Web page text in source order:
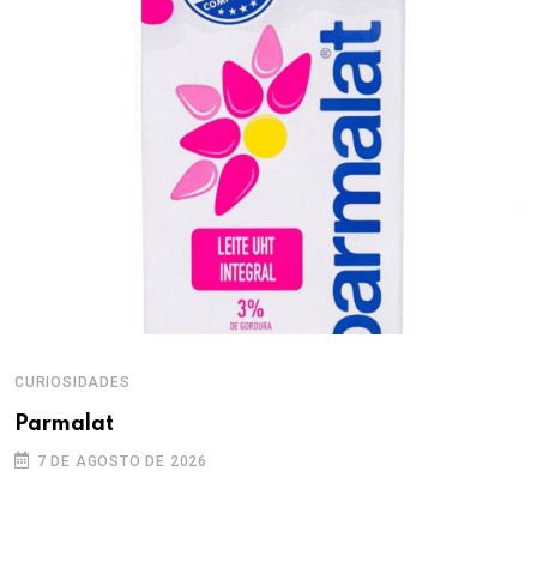
CURIOSIDADES
Parmalat
7 DE AGOSTO DE 2026